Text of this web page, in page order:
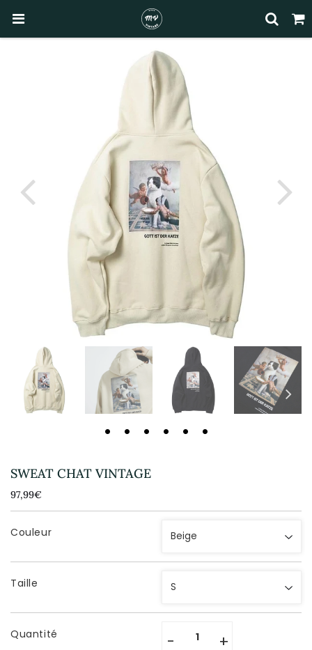
SWEAT CHAT VINTAGE
97,99€
Unit
price
Couleur
Taille
Quantité - +